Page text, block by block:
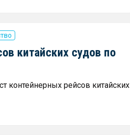
китайских судов по
контейнерных рейсов китайских